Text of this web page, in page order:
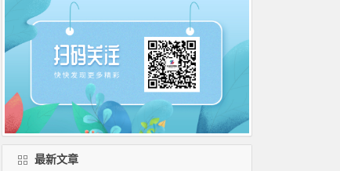
最新文章